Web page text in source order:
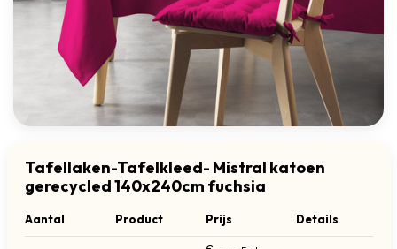
Tafellaken-Tafelkleed- Mistral katoen
gerecycled 140x240cm fuchsia
Aantal Product Prijs Details